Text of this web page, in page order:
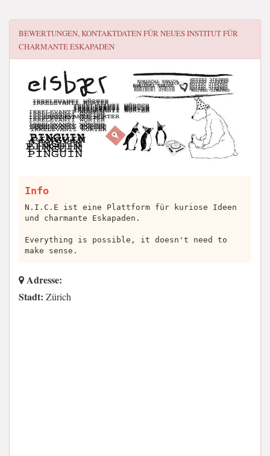
BEWERTUNGEN, KONTAKTDATEN FÜRNEUES INSTITUT FÜR
CHARMANTE ESKAPADEN
Info
N.I.C.E ist eine Plattform für kuriose Ideen
und charmante Eskapaden.
Everything is possible, it doesn't need to
make sense.
Adresse:
Stadt: Zürich